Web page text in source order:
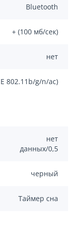
Bluetooth
+ (100 мб/сек)
нет
802.11b/g/n/ас)
нет
данных/0,5
черный
Таймер сна